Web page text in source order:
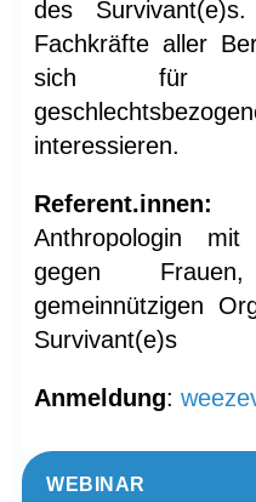
des
Fachkräfte aller
sich für
interessieren.
Referent.innen:
Anthropologin mit
gegen
gemeinnützigen
Survivant(e)s
Anmeldung:
WEBINAR